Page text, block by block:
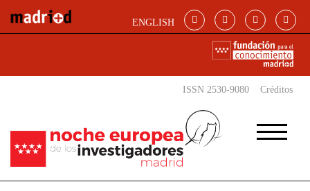
ENGLISH
ISSN 2530-9080 Créditos